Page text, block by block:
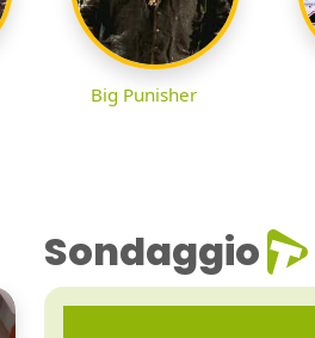
Big Punisher
Sondaggio